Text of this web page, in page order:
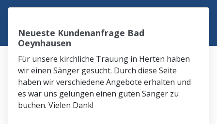
Neueste Kundenanfrage Bad
Oeynhausen
Für unsere kirchliche Trauung in Herten haben
wir einen Sänger gesucht. Durch diese Seite
haben wir verschiedene Angebote erhalten und
es war uns gelungen einen guten Sänger zu
buchen. Vielen Dank!